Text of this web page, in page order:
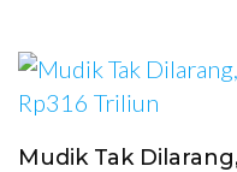
Mudik Tak